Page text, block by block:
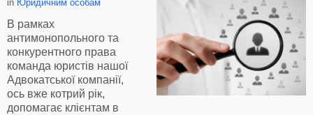
in Юридичним особам
В рамках
антимонопольного та
конкурентного права
команда юристів нашої
Адвокатської компанії,
ось вже котрий рік,
допомагає клієнтам в